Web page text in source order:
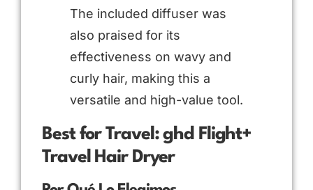
The included diffuser was
also praised for its
effectiveness on wavy and
curly hair, making this a
versatile and high-value tool.
Best for Travel: ghd Flight+
Travel Hair Dryer